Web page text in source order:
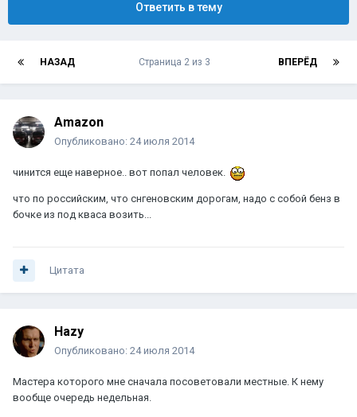
Ответить в тему
НАЗАД ВПЕРЁД
Страница 2 из 3
Amazon
Опубликовано: 24 июля 2014
чинится еще наверное.. вот попал человек.
что по российским, что снгеновским дорогам, надо с собой бенз в
бочке из под кваса возить...
Цитата
Hazy
Опубликовано: 24 июля 2014
Мастера которого мне сначала посоветовали местные. К нему
вообще очередь недельная.